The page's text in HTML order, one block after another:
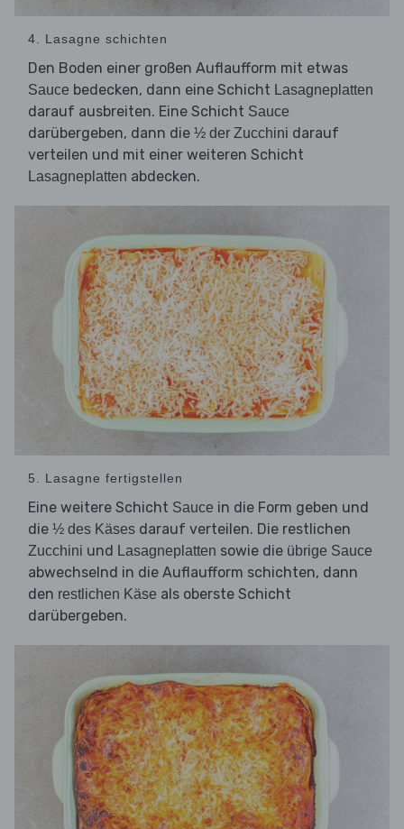
4. Lasagne schichten
Den Boden einer großen Auflaufform mit etwas
Sauce bedecken, dann eine Schicht Lasagneplatten
darauf ausbreiten. Eine Schicht Sauce
darübergeben, dann die ½ der Zucchini darauf
verteilen und mit einer weiteren Schicht
Lasagneplatten abdecken.
5. Lasagne fertigstellen
Eine weitere Schicht Sauce in die Form geben und
die ½ des Käses darauf verteilen. Die restlichen
Zucchini und Lasagneplatten sowie die übrige Sauce
abwechselnd in die Auflaufform schichten, dann
den restlichen Käse als oberste Schicht
darübergeben.